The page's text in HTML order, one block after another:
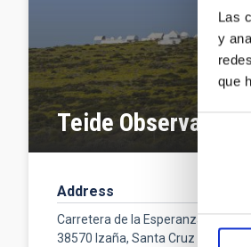
Las
y
que
Selección
Teide Observatory
Address
Carretera de la Esperanza, s/n,
38570 Izaña, Santa Cruz de